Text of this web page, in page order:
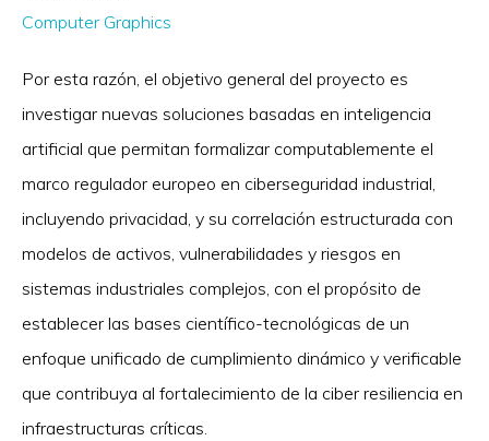
Computer Graphics
Por esta razón, el objetivo general del proyecto es
investigar nuevas soluciones basadas en inteligencia
artificial que permitan formalizar computablemente el
marco regulador europeo en ciberseguridad industrial,
incluyendo privacidad, y su correlación estructurada con
modelos de activos, vulnerabilidades y riesgos en
sistemas industriales complejos, con el propósito de
establecer las bases científico-tecnológicas de un
enfoque unificado de cumplimiento dinámico y verificable
que contribuya al fortalecimiento de la ciber resiliencia en
infraestructuras críticas.